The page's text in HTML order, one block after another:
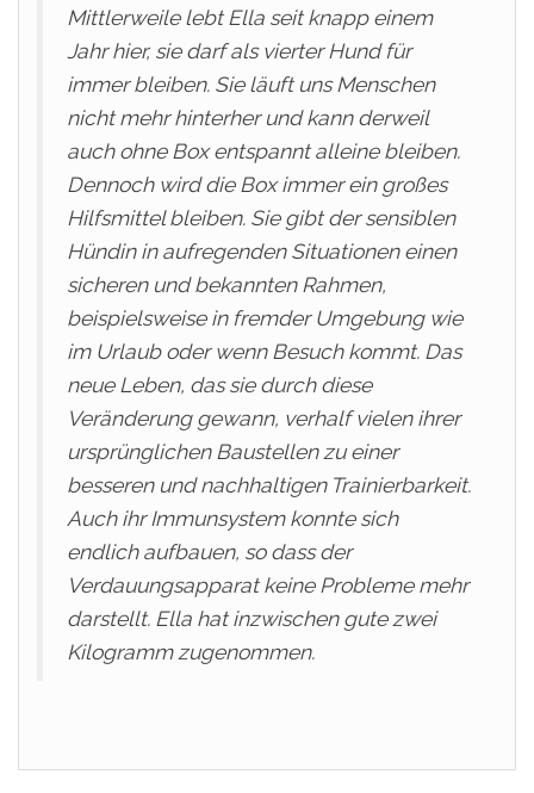
Mittlerweile lebt Ella seit knapp einem
Jahr hier, sie darf als vierter Hund für
immer bleiben. Sie läuft uns Menschen
nicht mehr hinterher und kann derweil
auch ohne Box entspannt alleine bleiben.
Dennoch wird die Box immer ein großes
Hilfsmittel bleiben. Sie gibt der sensiblen
Hündin in aufregenden Situationen einen
sicheren und bekannten Rahmen,
beispielsweise in fremder Umgebung wie
im Urlaub oder wenn Besuch kommt. Das
neue Leben, das sie durch diese
Veränderung gewann, verhalf vielen ihrer
ursprünglichen Baustellen zu einer
besseren und nachhaltigen Trainierbarkeit.
Auch ihr Immunsystem konnte sich
endlich aufbauen, so dass der
Verdauungsapparat keine Probleme mehr
darstellt. Ella hat inzwischen gute zwei
Kilogramm zugenommen.